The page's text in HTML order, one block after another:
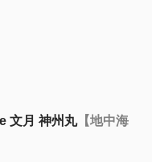
文月 神州丸【地中海